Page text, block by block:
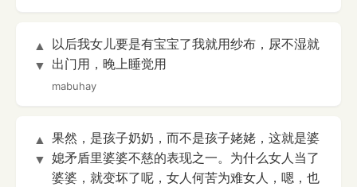
▲
▼
以后我女儿要是有宝宝了我就用纱布，尿不湿就
出门用，晚上睡觉用
mabuhay
▲
▼
果然，是孩子奶奶，而不是孩子姥姥，这就是婆
媳矛盾里婆婆不慈的表现之一。为什么女人当了
婆婆，就变坏了呢，女人何苦为难女人，嗯，也